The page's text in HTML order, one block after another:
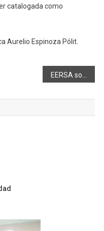
catalogada como
Aurelio Espinoza Pólit.